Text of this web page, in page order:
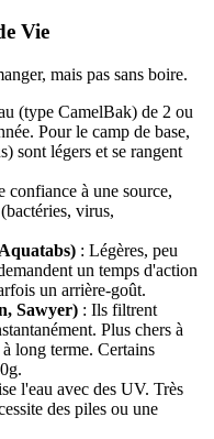
Vie
mais pas sans boire.
(type CamelBak) de 2 ou
Pour le camp de base,
sont légers et se rangent
confiance à une source,
virus,
: Légères, peu
un temps d'action
un arrière-goût.
Sawyer) : Ils filtrent
Plus chers à
long terme. Certains
l'eau avec des UV. Très
des piles ou une